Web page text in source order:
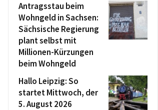
Antragsstau beim
Wohngeld in Sachsen:
Sächsische Regierung
plant selbst mit
Millionen-Kürzungen
beim Wohngeld
Hallo Leipzig: So
startet Mittwoch, der
5. August 2026